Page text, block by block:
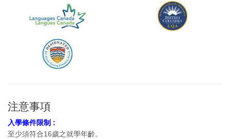
注意事項
入學條件限制 :
至少須符合16歲之就學年齡。